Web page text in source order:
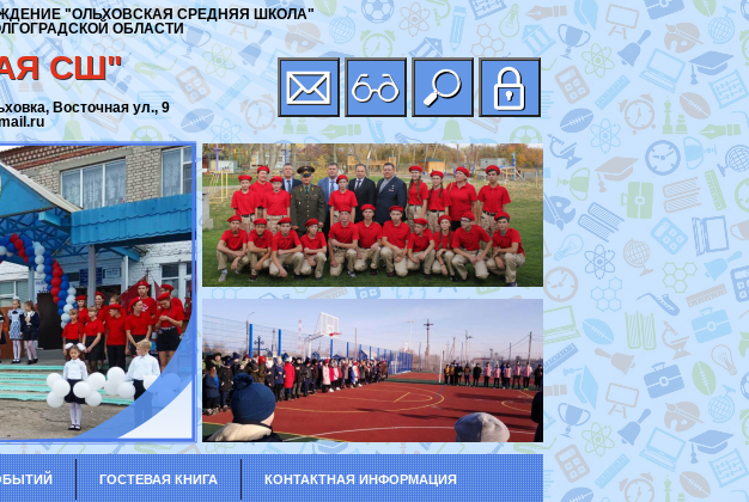
Восточная ул., 9
СШ"
"ОЛЬХОВСКАЯ СРЕДНЯЯ ШКОЛА"
ОБЛАСТИ
ГОСТЕВАЯ КНИГА КОНТАКТНАЯ ИНФОРМАЦИЯ